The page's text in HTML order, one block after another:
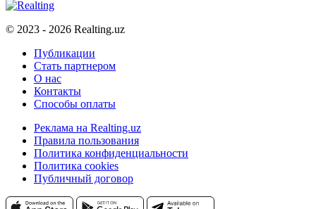
© 2023 - 2026 Realting.uz
Публикации
Стать партнером
О нас
Контакты
Способы оплаты
Реклама на Realting.uz
Правила пользования
Политика конфиденциальности
Политика cookies
Публичный договор